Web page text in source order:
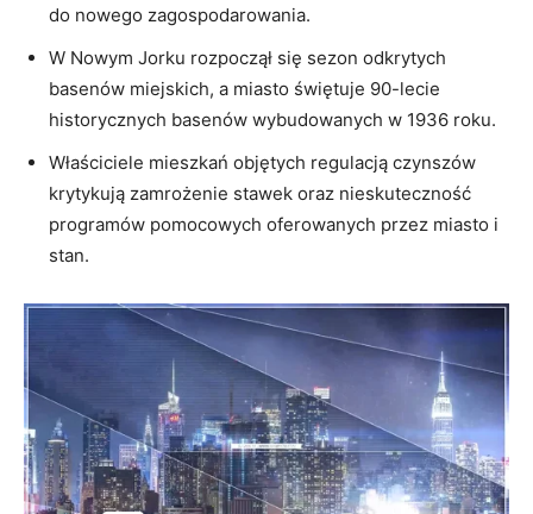
do nowego zagospodarowania.
W Nowym Jorku rozpoczął się sezon odkrytych
basenów miejskich, a miasto świętuje 90-lecie
historycznych basenów wybudowanych w 1936 roku.
Właściciele mieszkań objętych regulacją czynszów
krytykują zamrożenie stawek oraz nieskuteczność
programów pomocowych oferowanych przez miasto i
stan.